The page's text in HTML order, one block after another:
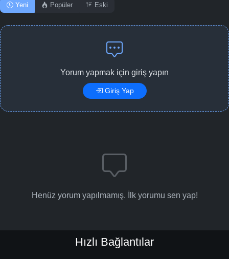
Yeni Popüler Eski
Yorum yapmak için giriş yapın
Giriş Yap
Henüz yorum yapılmamış. İlk yorumu sen yap!
Hızlı Bağlantılar